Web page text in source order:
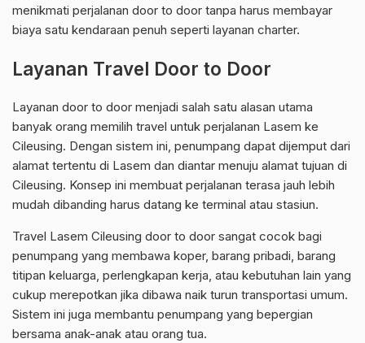
menikmati perjalanan door to door tanpa harus membayar
biaya satu kendaraan penuh seperti layanan charter.
Layanan Travel Door to Door
Layanan door to door menjadi salah satu alasan utama
banyak orang memilih travel untuk perjalanan Lasem ke
Cileusing. Dengan sistem ini, penumpang dapat dijemput dari
alamat tertentu di Lasem dan diantar menuju alamat tujuan di
Cileusing. Konsep ini membuat perjalanan terasa jauh lebih
mudah dibanding harus datang ke terminal atau stasiun.
Travel Lasem Cileusing door to door sangat cocok bagi
penumpang yang membawa koper, barang pribadi, barang
titipan keluarga, perlengkapan kerja, atau kebutuhan lain yang
cukup merepotkan jika dibawa naik turun transportasi umum.
Sistem ini juga membantu penumpang yang bepergian
bersama anak-anak atau orang tua.